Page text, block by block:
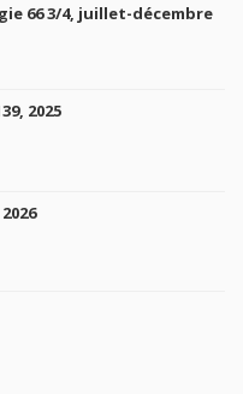
66 3/4, juillet-décembre
2025